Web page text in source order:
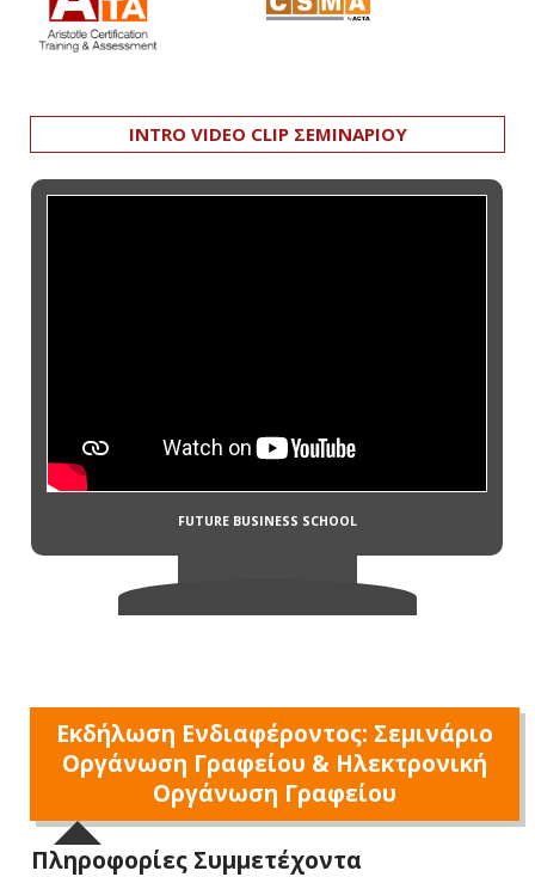
INTRO VIDEO CLIP ΣΕΜΙΝΑΡΙΟΥ
Εκδήλωση Ενδιαφέροντος: Σεμινάριο
Οργάνωση Γραφείου & Ηλεκτρονική
Οργάνωση Γραφείου
Πληροφορίες Συμμετέχοντα